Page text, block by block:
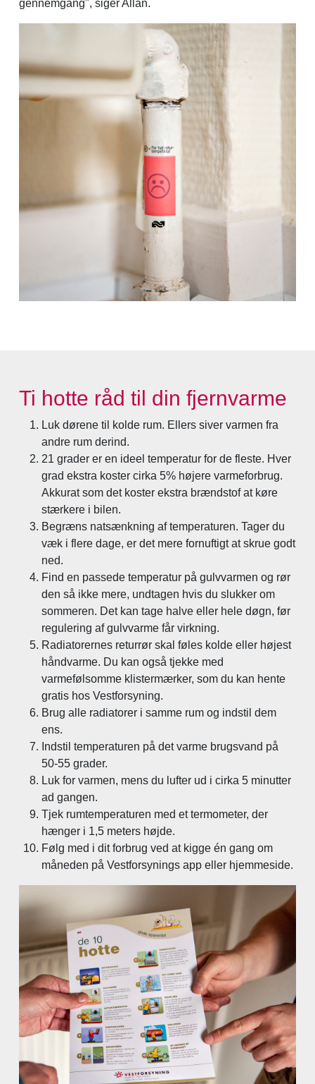
gennemgang", siger Allan.
Ti hotte råd til din fjernvarme
Luk dørene til kolde rum. Ellers siver varmen fra
andre rum derind.
21 grader er en ideel temperatur for de fleste. Hver
grad ekstra koster cirka 5% højere varmeforbrug.
Akkurat som det koster ekstra brændstof at køre
stærkere i bilen.
Begræns natsænkning af temperaturen. Tager du
væk i flere dage, er det mere fornuftigt at skrue godt
ned.
Find en passede temperatur på gulvvarmen og rør
den så ikke mere, undtagen hvis du slukker om
sommeren. Det kan tage halve eller hele døgn, før
regulering af gulvvarme får virkning.
Radiatorernes returrør skal føles kolde eller højest
håndvarme. Du kan også tjekke med
varmefølsomme klistermærker, som du kan hente
gratis hos Vestforsyning.
Brug alle radiatorer i samme rum og indstil dem
ens.
Indstil temperaturen på det varme brugsvand på
50-55 grader.
Luk for varmen, mens du lufter ud i cirka 5 minutter
ad gangen.
Tjek rumtemperaturen med et termometer, der
hænger i 1,5 meters højde.
Følg med i dit forbrug ved at kigge én gang om
måneden på Vestforsynings app eller hjemmeside.